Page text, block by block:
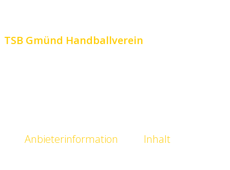
TSB Gmünd Handballverein
Anbieterinformation Inhalt